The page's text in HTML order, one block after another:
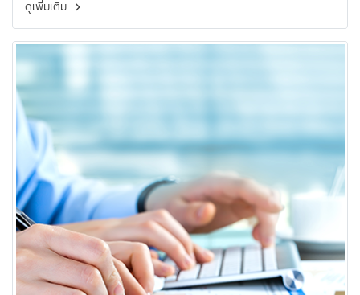
ดูเพิ่มเติม